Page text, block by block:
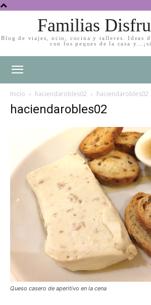
Familias
Blog de viajes, ocio, cocina y talleres. Ideas
con los peques de la casa
Inicio haciendarobles02 haciendarobles02
haciendarobles02
Queso casero de aperitivo en la cena